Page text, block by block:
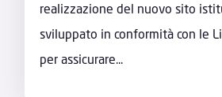
realizzazione del nuovo sito
sviluppato in conformità con le
per assicurare...